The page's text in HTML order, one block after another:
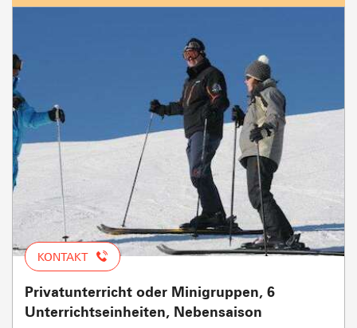
KONTAKT
Privatunterricht oder Minigruppen, 6
Unterrichtseinheiten, Nebensaison